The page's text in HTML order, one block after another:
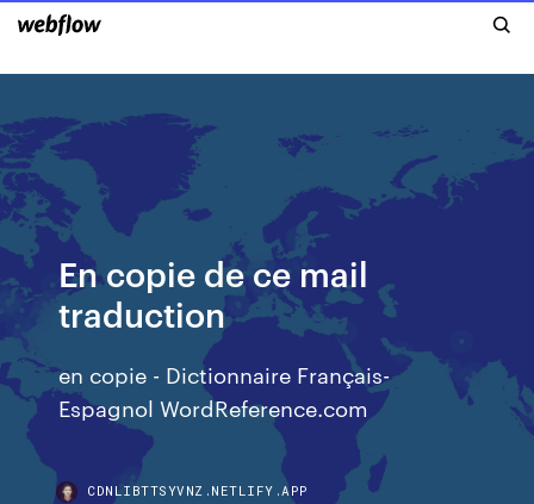
En copie de ce mail
traduction
en copie - Dictionnaire Français-
Espagnol WordReference.com
CDNLIBTTSYVNZ.NETLIFY.APP